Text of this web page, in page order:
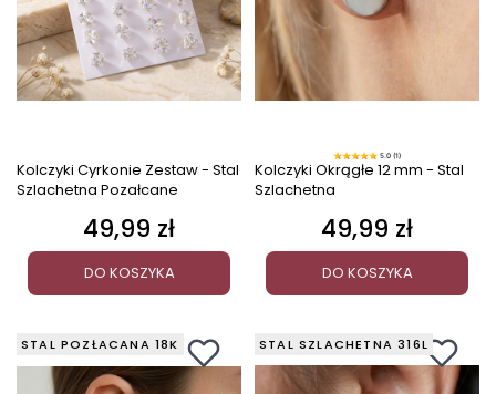
Kolczyki Cyrkonie Zestaw - Stal
Szlachetna Pozałcane
Cena
49,99 zł
DO KOSZYKA
5.0 (1)
Kolczyki Okrągłe 12 mm - Stal
Szlachetna
Cena
49,99 zł
DO KOSZYKA
STAL POZŁACANA 18K STAL SZLACHETNA 316L